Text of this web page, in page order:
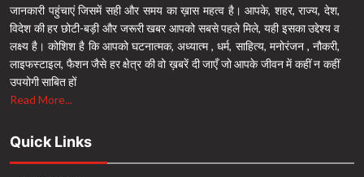
जानकारी पहुंचाएं जिसमें सही और समय का ख़ास महत्व है। आपके, शहर, राज्य, देश,
विदेश की हर छोटी-बड़ी और जरूरी खबर आपको सबसे पहले मिले, यही इसका उद्देश्य व
लक्ष्य है। कोशिश है कि आपको घटनात्मक, अध्यात्म , धर्म, साहित्य, मनोरंजन , नौकरी,
लाइफस्टाइल, फैशन जैसे हर क्षेत्र की वो ख़बरें दी जाएँ जो आपके जीवन में कहीं न कहीं
उपयोगी साबित हों
Read More...
Quick Links